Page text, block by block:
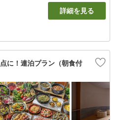
詳細を見る
に！連泊プラン（朝食付